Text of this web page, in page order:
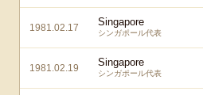
1981.02.17 Singapore
シンガポール代表
1981.02.19 Singapore
シンガポール代表